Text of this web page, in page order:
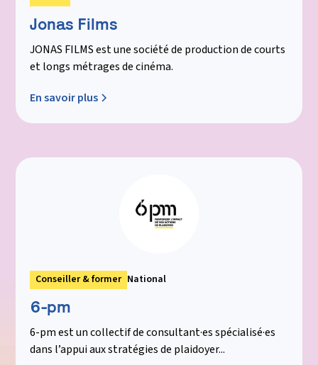
Jonas Films
JONAS FILMS est une société de production de courts
et longs métrages de cinéma.
En savoir plus
Conseiller & former National
6-pm
6-pm est un collectif de consultant·es spécialisé·es
dans l’appui aux stratégies de plaidoyer...